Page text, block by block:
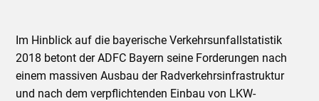
Im Hinblick auf die bayerische Verkehrsunfallstatistik
2018 betont der ADFC Bayern seine Forderungen nach
einem massiven Ausbau der Radverkehrsinfrastruktur
und nach dem verpflichtenden Einbau von LKW-